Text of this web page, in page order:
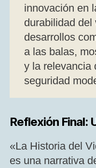
innovación en
durabilidad
desarrollos
a las balas,
y la relevancia
seguridad
Reflexión Final:
«La Historia del
es una narrativa